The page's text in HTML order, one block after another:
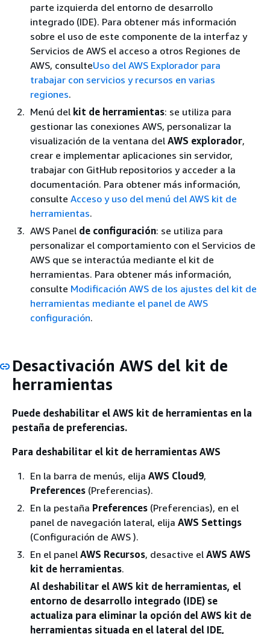
parte izquierda del entorno de desarrollo
integrado (IDE). Para obtener más información
sobre el uso de este componente de la interfaz y
Servicios de AWS el acceso a otros Regiones de
AWS, consulteUso del AWS Explorador para
trabajar con servicios y recursos en varias
regiones.
Menú del kit de herramientas: se utiliza para
gestionar las conexiones AWS, personalizar la
visualización de la ventana del AWS explorador,
crear e implementar aplicaciones sin servidor,
trabajar con GitHub repositorios y acceder a la
documentación. Para obtener más información,
consulte Acceso y uso del menú del AWS kit de
herramientas.
AWS Panel de configuración: se utiliza para
personalizar el comportamiento con el Servicios de
AWS que se interactúa mediante el kit de
herramientas. Para obtener más información,
consulte Modificación AWS de los ajustes del kit de
herramientas mediante el panel de AWS
configuración.
Desactivación AWS del kit de
herramientas
Puede deshabilitar el AWS kit de herramientas en la
pestaña de preferencias.
Para deshabilitar el kit de herramientas AWS
En la barra de menús, elija AWS Cloud9,
Preferences (Preferencias).
En la pestaña Preferences (Preferencias), en el
panel de navegación lateral, elija AWS Settings
(Configuración de AWS ).
En el panel AWS Recursos, desactive el AWS AWS
kit de herramientas.
Al deshabilitar el AWS kit de herramientas, el
entorno de desarrollo integrado (IDE) se
actualiza para eliminar la opción del AWS kit de
herramientas situada en el lateral del IDE,